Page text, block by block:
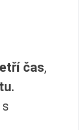
čas,